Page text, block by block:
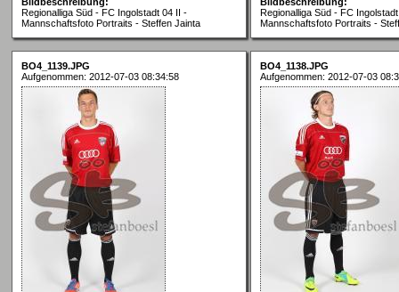
Regionalliga Süd - FC Ingolstadt 04 II -
Mannschaftsfoto Portraits - Steffen Jainta
Regionalliga Süd - FC
Mannschaftsfoto Portraits -
BO4_1139.JPG
Aufgenommen: 2012-07-03 08:34:58
BO4_1138.JPG
Aufgenommen: 2012-07-03